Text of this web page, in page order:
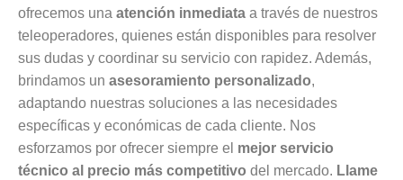
ofrecemos una atención inmediata a través de nuestros
teleoperadores, quienes están disponibles para resolver
sus dudas y coordinar su servicio con rapidez. Además,
brindamos un asesoramiento personalizado,
adaptando nuestras soluciones a las necesidades
específicas y económicas de cada cliente. Nos
esforzamos por ofrecer siempre el mejor servicio
técnico al precio más competitivo del mercado. Llame